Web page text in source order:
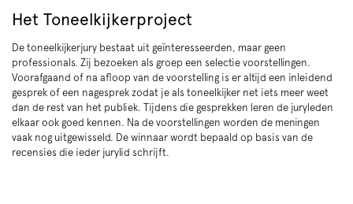
Het Toneelkijkerproject
De toneelkijkerjury bestaat uit geïnteresseerden, maar geen
professionals. Zij bezoeken als groep een selectie voorstellingen.
Voorafgaand of na afloop van de voorstelling is er altijd een inleidend
gesprek of een nagesprek zodat je als toneelkijker net iets meer weet
dan de rest van het publiek. Tijdens die gesprekken leren de juryleden
elkaar ook goed kennen. Na de voorstellingen worden de meningen
vaak nog uitgewisseld. De winnaar wordt bepaald op basis van de
recensies die ieder jurylid schrijft.